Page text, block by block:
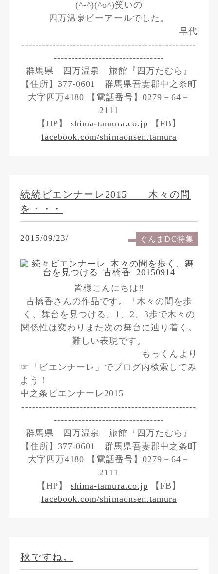
(^-^)(^o^)笑いの
四万温泉ピーアールでした。
早代
---------------------------------------------------
--------------------------------
群馬県 四万温泉 旅館『四万たむら』
【住所】377-0601 群馬県吾妻郡中之条町
大字四万4180 【電話番号】0279－64－
2111
【HP】shima-tamura.co.jp 【FB】
facebook.com/shimaonsen.tamura
続続ビエンナーレ2015 木々の間
を・・・
2015/09/23/ ぐんまDC特集
皆様こんにちは‼
古橋香さんの作品です。『木々の間を歩
く、舞台を見つける』1、2、3歩で木々の
関係性は変わりまた次の舞台に辿り着く。
難しい表現です。
もっくんより
☞「ビエンナーレ」でブログ内検索してみ
よう！
中之条ビエンナーレ2015
---------------------------------------------------
--------------------------------
群馬県 四万温泉 旅館『四万たむら』
【住所】377-0601 群馬県吾妻郡中之条町
大字四万4180 【電話番号】0279－64－
2111
【HP】shima-tamura.co.jp 【FB】
facebook.com/shimaonsen.tamura
秋ですね。